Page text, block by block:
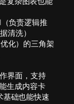
负责逻辑推
清洗）
化）的三角架
界面，支持
生成内容卡
基础也能快速